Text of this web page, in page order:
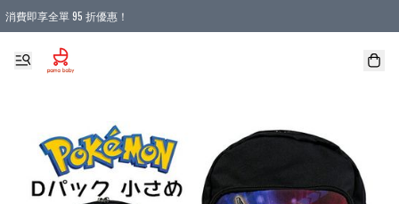
消費即享全單 95 折優惠！
購物滿 HKD 900.00即享免運費優惠！（適用於 本地送貨、本地取貨 )